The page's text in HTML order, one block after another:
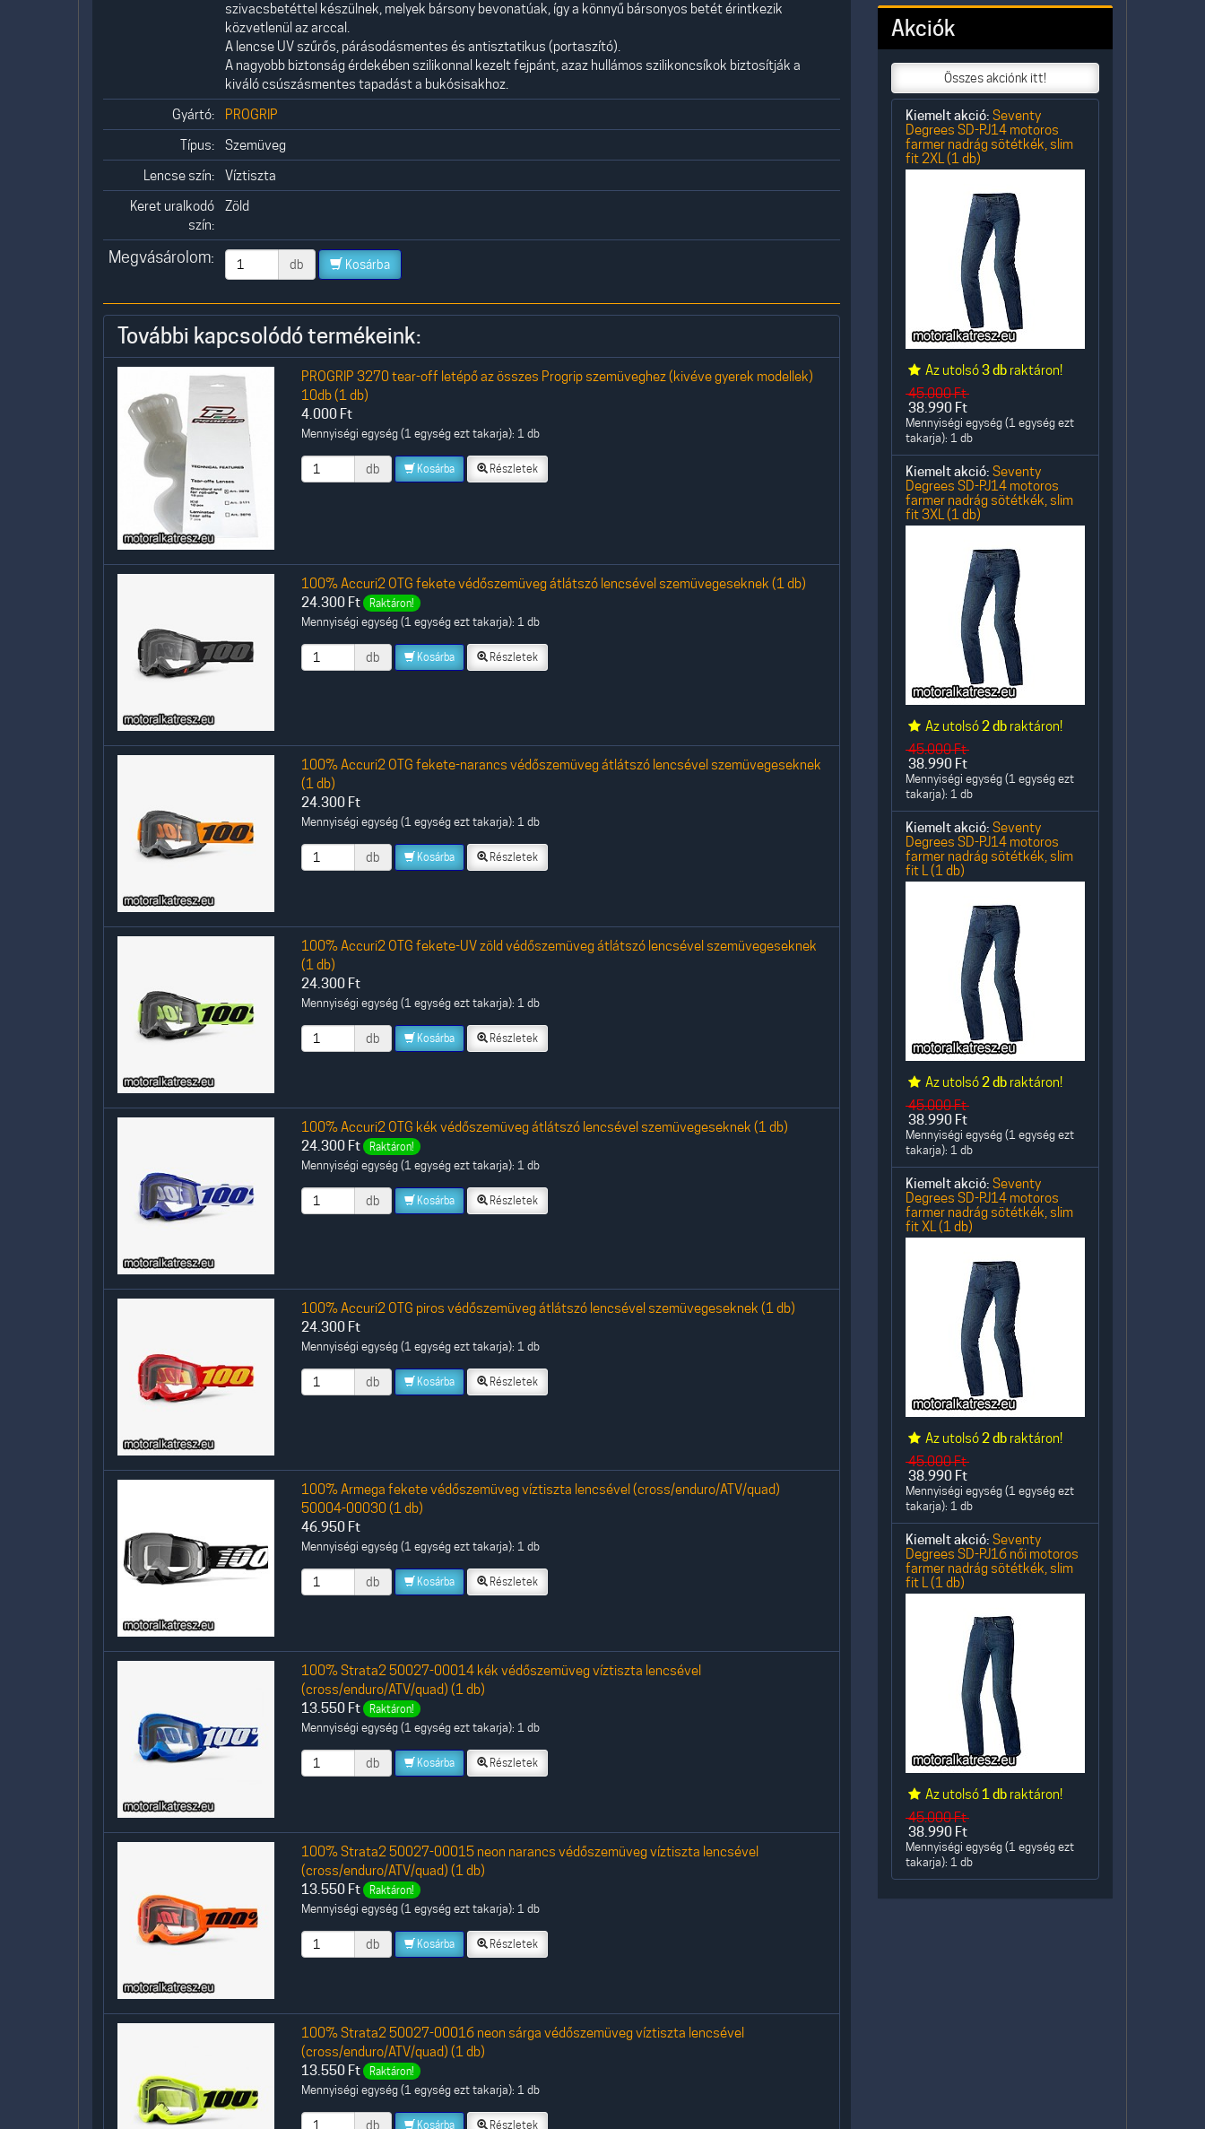
szivacsbetéttel készülnek, melyek bársony bevonatúak, így a könnyű bársonyos betét érintkezik
közvetlenül az arccal.
A lencse UV szűrős, párásodásmentes és antisztatikus (portaszító).
A nagyobb biztonság érdekében szilikonnal kezelt fejpánt, azaz hullámos szilikoncsíkok biztosítják a
kiváló csúszásmentes tapadást a bukósisakhoz.
Gyártó:
PROGRIP
Típus:
Szemüveg
Lencse szín:
Víztiszta
Keret uralkodó
szín:
Zöld
Megvásárolom: db Kosárba
További kapcsolódó termékeink:
PROGRIP 3270 tear-off letépő az összes Progrip szemüveghez (kivéve gyerek modellek)
10db (1 db)
4.000 Ft
Mennyiségi egység (1 egység ezt takarja): 1 db
db Kosárba Részletek
100% Accuri2 OTG fekete védőszemüveg átlátszó lencsével szemüvegeseknek (1 db)
24.300 Ft Raktáron!
Mennyiségi egység (1 egység ezt takarja): 1 db
db Kosárba Részletek
100% Accuri2 OTG fekete-narancs védőszemüveg átlátszó lencsével szemüvegeseknek
(1 db)
24.300 Ft
Mennyiségi egység (1 egység ezt takarja): 1 db
db Kosárba Részletek
100% Accuri2 OTG fekete-UV zöld védőszemüveg átlátszó lencsével szemüvegeseknek
(1 db)
24.300 Ft
Mennyiségi egység (1 egység ezt takarja): 1 db
db Kosárba Részletek
100% Accuri2 OTG kék védőszemüveg átlátszó lencsével szemüvegeseknek (1 db)
24.300 Ft Raktáron!
Mennyiségi egység (1 egység ezt takarja): 1 db
db Kosárba Részletek
100% Accuri2 OTG piros védőszemüveg átlátszó lencsével szemüvegeseknek (1 db)
24.300 Ft
Mennyiségi egység (1 egység ezt takarja): 1 db
db Kosárba Részletek
100% Armega fekete védőszemüveg víztiszta lencsével (cross/enduro/ATV/quad)
50004-00030 (1 db)
46.950 Ft
Mennyiségi egység (1 egység ezt takarja): 1 db
db Kosárba Részletek
100% Strata2 50027-00014 kék védőszemüveg víztiszta lencsével
(cross/enduro/ATV/quad) (1 db)
13.550 Ft Raktáron!
Mennyiségi egység (1 egység ezt takarja): 1 db
db Kosárba Részletek
100% Strata2 50027-00015 neon narancs védőszemüveg víztiszta lencsével
(cross/enduro/ATV/quad) (1 db)
13.550 Ft Raktáron!
Mennyiségi egység (1 egység ezt takarja): 1 db
db Kosárba Részletek
100% Strata2 50027-00016 neon sárga védőszemüveg víztiszta lencsével
(cross/enduro/ATV/quad) (1 db)
13.550 Ft Raktáron!
Mennyiségi egység (1 egység ezt takarja): 1 db
db Kosárba Részletek
Akciók
Összes akciónk itt!
Kiemelt akció: Seventy
Degrees SD-PJ14 motoros
farmer nadrág sötétkék, slim
fit 2XL (1 db)
Az utolsó3 db raktáron!
45.000Ft
38.990 Ft
Mennyiségi egység (1 egység ezt
takarja): 1 db
Kiemelt akció: Seventy
Degrees SD-PJ14 motoros
farmer nadrág sötétkék, slim
fit 3XL (1 db)
Az utolsó2 db raktáron!
45.000Ft
38.990 Ft
Mennyiségi egység (1 egység ezt
takarja): 1 db
Kiemelt akció: Seventy
Degrees SD-PJ14 motoros
farmer nadrág sötétkék, slim
fit L (1 db)
Az utolsó2 db raktáron!
45.000Ft
38.990 Ft
Mennyiségi egység (1 egység ezt
takarja): 1 db
Kiemelt akció: Seventy
Degrees SD-PJ14 motoros
farmer nadrág sötétkék, slim
fit XL (1 db)
Az utolsó2 db raktáron!
45.000Ft
38.990 Ft
Mennyiségi egység (1 egység ezt
takarja): 1 db
Kiemelt akció: Seventy
Degrees SD-PJ16 női motoros
farmer nadrág sötétkék, slim
fit L (1 db)
Az utolsó 1 db raktáron!
45.000Ft
38.990 Ft
Mennyiségi egység (1 egység ezt
takarja): 1 db